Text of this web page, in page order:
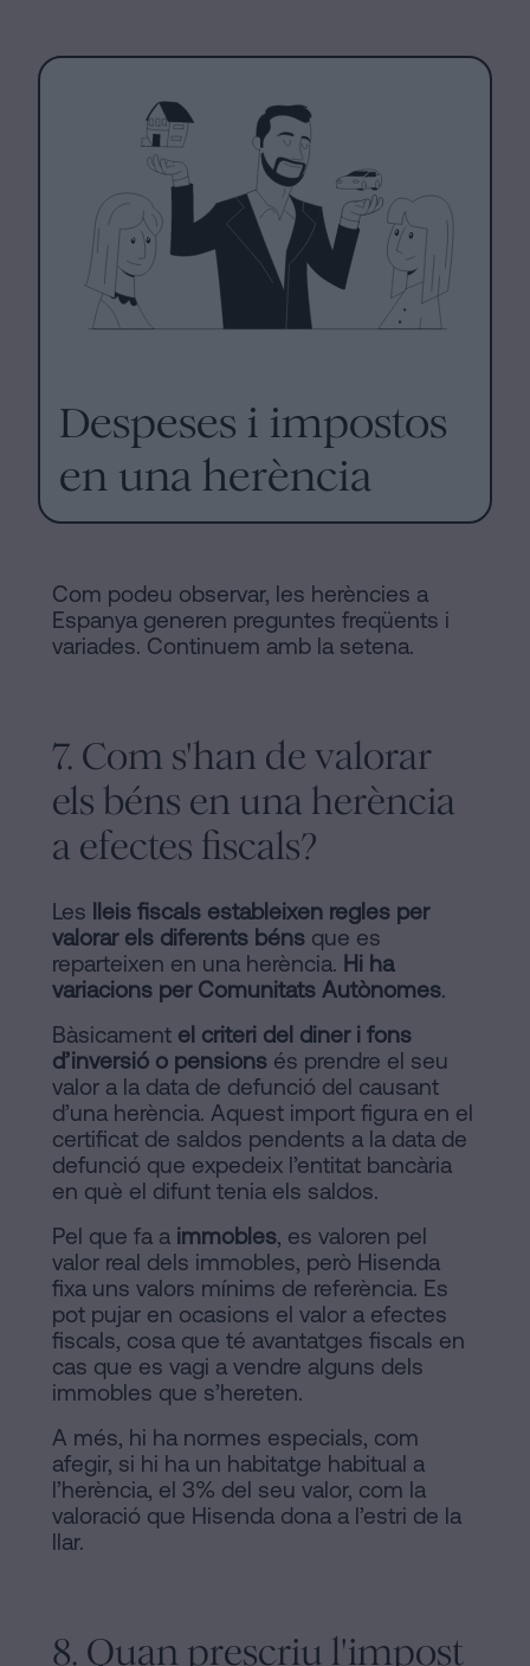
Despeses i impostos
en una herència
Com podeu observar, les herències a
Espanya generen preguntes freqüents i
variades. Continuem amb la setena.
7. Com s'han de valorar
els béns en una herència
a efectes fiscals?
Les lleis fiscals estableixen regles per
valorar els diferents béns que es
reparteixen en una herència. Hi ha
variacions per Comunitats Autònomes.
Bàsicament el criteri del diner i fons
d’inversió o pensions és prendre el seu
valor a la data de defunció del causant
d’una herència. Aquest import figura en el
certificat de saldos pendents a la data de
defunció que expedeix l’entitat bancària
en què el difunt tenia els saldos.
Pel que fa a immobles, es valoren pel
valor real dels immobles, però Hisenda
fixa uns valors mínims de referència. Es
pot pujar en ocasions el valor a efectes
fiscals, cosa que té avantatges fiscals en
cas que es vagi a vendre alguns dels
immobles que s’hereten.
A més, hi ha normes especials, com
afegir, si hi ha un habitatge habitual a
l’herència, el 3% del seu valor, com la
valoració que Hisenda dona a l’estri de la
llar.
8. Quan prescriu l'impost